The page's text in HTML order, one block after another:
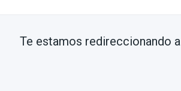
Te estamos redireccionando a